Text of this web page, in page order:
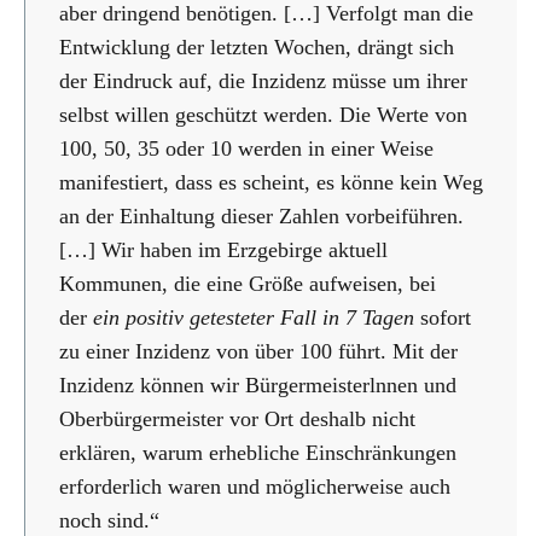
aber dringend benötigen. […] Verfolgt man die
Entwicklung der letzten Wochen, drängt sich
der Eindruck auf, die Inzidenz müsse um ihrer
selbst willen geschützt werden. Die Werte von
100, 50, 35 oder 10 werden in einer Weise
manifestiert, dass es scheint, es könne kein Weg
an der Einhaltung dieser Zahlen vorbeiführen.
[…] Wir haben im Erzgebirge aktuell
Kommunen, die eine Größe aufweisen, bei
der ein positiv getesteter Fall in 7 Tagen sofort
zu einer Inzidenz von über 100 führt. Mit der
Inzidenz können wir Bürgermeisterlnnen und
Oberbürgermeister vor Ort deshalb nicht
erklären, warum erhebliche Einschränkungen
erforderlich waren und möglicherweise auch
noch sind.“